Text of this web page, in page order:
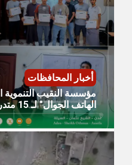
أخبار المحافظات
مؤسسة النقيب التنموية
الهاتف الجوال" لـ 15 متدرباً.